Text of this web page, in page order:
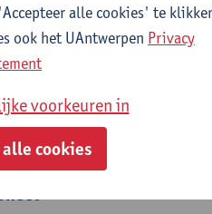
alle cookies' te
ook het UAntwerpen Privacy
voorkeuren in
cookies